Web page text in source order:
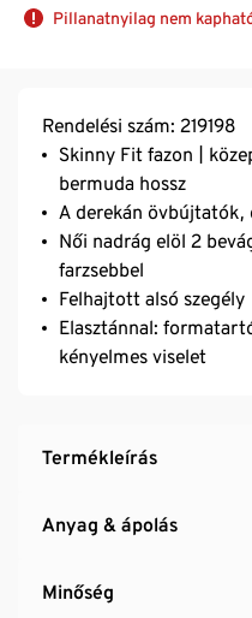
Pillanatnyilag nem
Rendelési szám: 219198
Skinny Fit fazon |
bermuda hossz
A derekán övbújtatók,
Női nadrág elöl 2
farzsebbel
Felhajtott alsó szegély
Elasztánnal:
kényelmes viselet
Termékleírás
Anyag & ápolás
Minőség